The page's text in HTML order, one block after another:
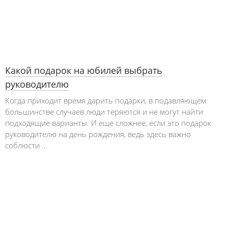
Какой подарок на юбилей выбрать
руководителю
Когда приходит время дарить подарки, в подавляющем
большинстве случаев люди теряются и не могут найти
подходящие варианты. И еще сложнее, если это подарок
руководителю на день рождения, ведь здесь важно
соблюсти …